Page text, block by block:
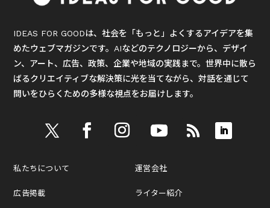
IDEAS FOR GOODは、社会を「もっと」よくするアイデアを集
めたウェブマガジンです。AIなどのテクノロジーから、デザイ
ン、アート、広告、政策、企業や地域の実践まで。世界中に散ら
ばるクリエイティブな解決策に光を当てながら、対話を通じて
問いをひらくための多様な視点をお届けします。
私たちについて
広告掲載
運営会社
ライター紹介